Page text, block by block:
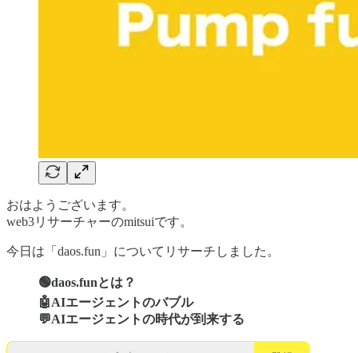
おはようございます。
web3リサーチャーのmitsuiです。
今日は「daos.fun」についてリサーチしました。
🟢daos.funとは？
🤖AIエージェントのバブル
💬AIエージェントの時代が到来する